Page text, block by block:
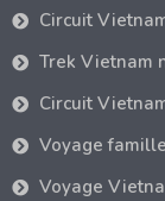
Circuit
Trek Vietnam
Circuit
Voyage
Voyage